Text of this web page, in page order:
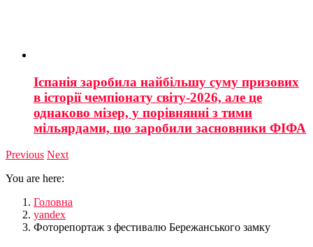
Іспанія заробила найбільшу суму призових
в історії чемпіонату світу-2026, але це
однаково мізер, у порівнянні з тими
мільярдами, що заробили засновники ФІФА
Previous Next
You are here:
Головна
yandex
Фоторепортаж з фестивалю Бережанського замку